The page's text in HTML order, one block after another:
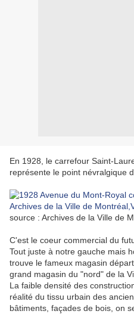
En 1928, le carrefour Saint-
représente le point névralgique
source : Archives de la Ville de
C'est le coeur commercial du
Tout juste à notre gauche mais
trouve le fameux magasin
grand magasin du "nord" de la
La faible densité des
réalité du tissu urbain des
bâtiments, façades de bois, on